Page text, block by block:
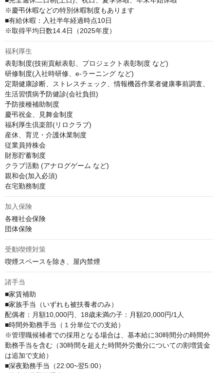
※慶弔休暇などの特別休暇制度もあります
■有給休暇：入社半年経過時点10日
※取得平均日数14.4日（2025年度）
福利厚生
表彰制度(技術貢献表彰、プロジェクト表彰制度 など)
研修制度(入社時研修、e-ラーニング など)
定期健康診断、ストレスチェック、情報機器作業者健康事前調査、
生活習慣病予防健診(会社負担)
予防接種補助制度
慶弔祝金、見舞金制度
福利厚生倶楽部(リロクラブ)
産休、育児・介護休業制度
従業員持株会
財形貯蓄制度
クラブ活動 (アナログゲーム など)
親和会(加入必須)
在宅勤務制度
加入保険
各種社会保険
団体保険
受動喫煙対策
喫煙スペースを除き、屋内禁煙
諸手当
■家賃補助
■家族手当（いずれも被扶養者のみ）
配偶者：月額10,000円、18歳未満の子：月額20,000円/1人
■時間外勤務手当（１分単位での支給）
※管理職候補者での採用となる場合は、基本給に30時間分の時間外
勤務手当を含む（30時間を超えた時間外労働分についての割増賃金
は追加で支給）
■深夜勤務手当（22:00~翌5:00）